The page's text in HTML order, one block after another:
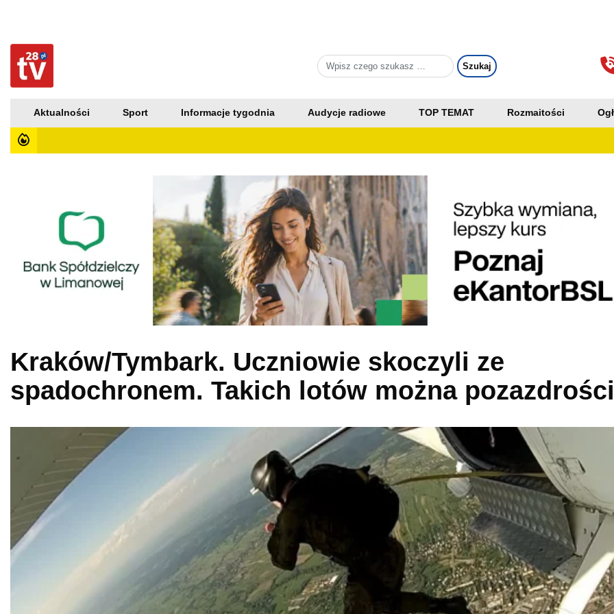
Aktualności Sport Informacje tygodnia Audycje radiowe TOP TEMAT Rozmaitości
Kraków/Tymbark. Uczniowie skoczyli ze
spadochronem. Takich lotów można